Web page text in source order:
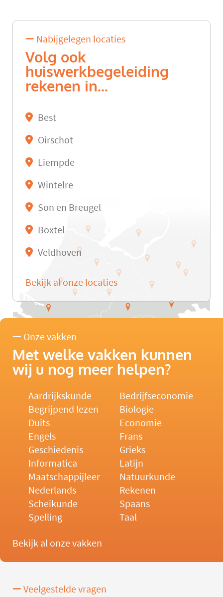
Nabijgelegen locaties
Volg ook
huiswerkbegeleiding
rekenen in...
Best
Oirschot
Liempde
Wintelre
Son en Breugel
Boxtel
Veldhoven
Bekijk al onze locaties
Onze vakken
Met welke vakken kunnen
wij u nog meer helpen?
Aardrijkskunde
Bedrijfseconomie
Begrijpend lezen
Biologie
Duits
Economie
Engels
Frans
Geschiedenis
Grieks
Informatica
Latijn
Maatschappijleer
Natuurkunde
Nederlands
Rekenen
Scheikunde
Spaans
Spelling
Taal
Bekijk al onze vakken
Veelgestelde vragen